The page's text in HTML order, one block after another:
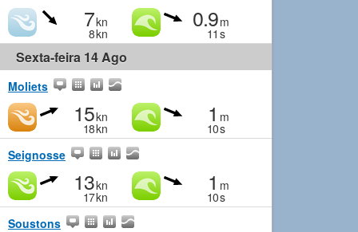
7kn
8kn
0.9m
11 s
Sexta-feira 14 Ago
Moliets
15kn
18kn
1 m
10s
Seignosse
13kn
17kn
1 m
10s
Soustons